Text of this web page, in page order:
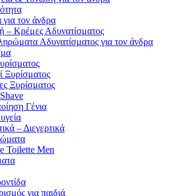
τον άνδρα
– Κρέμες Αδυνατίσματος
Αδυνατίσματος για τον άνδρα
Ξυρίσματος
Ξυρίσματος
Γένια
– Διεγερτικά
Toilette Men
για παιδιά